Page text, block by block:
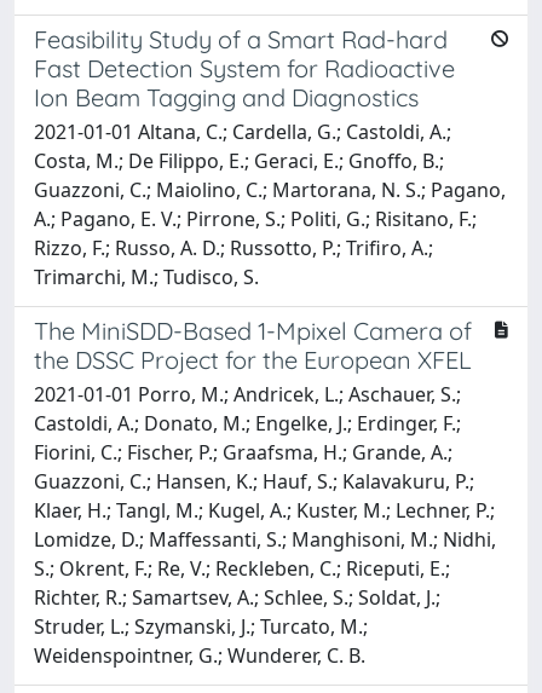
Feasibility Study of a Smart Rad-hard
Fast Detection System for Radioactive
Ion Beam Tagging and Diagnostics
2021-01-01 Altana, C.; Cardella, G.; Castoldi, A.;
Costa, M.; De Filippo, E.; Geraci, E.; Gnoffo, B.;
Guazzoni, C.; Maiolino, C.; Martorana, N. S.; Pagano,
A.; Pagano, E. V.; Pirrone, S.; Politi, G.; Risitano, F.;
Rizzo, F.; Russo, A. D.; Russotto, P.; Trifiro, A.;
Trimarchi, M.; Tudisco, S.
The MiniSDD-Based 1-Mpixel Camera of
the DSSC Project for the European XFEL
2021-01-01 Porro, M.; Andricek, L.; Aschauer, S.;
Castoldi, A.; Donato, M.; Engelke, J.; Erdinger, F.;
Fiorini, C.; Fischer, P.; Graafsma, H.; Grande, A.;
Guazzoni, C.; Hansen, K.; Hauf, S.; Kalavakuru, P.;
Klaer, H.; Tangl, M.; Kugel, A.; Kuster, M.; Lechner, P.;
Lomidze, D.; Maffessanti, S.; Manghisoni, M.; Nidhi,
S.; Okrent, F.; Re, V.; Reckleben, C.; Riceputi, E.;
Richter, R.; Samartsev, A.; Schlee, S.; Soldat, J.;
Struder, L.; Szymanski, J.; Turcato, M.;
Weidenspointner, G.; Wunderer, C. B.